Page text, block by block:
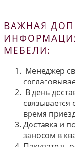
ВАЖНАЯ
МЕБЕЛИ:
Менеджер
В день
связывается
время
Доставка и
заносом в